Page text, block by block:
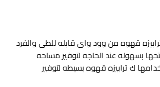
قهوه من وود واى قابله للطى والفرد
بسهوله عند الحاجه لتوفير مساحه
ثم طيها واستخدامها ك ترابيزه قهوه بسيطه لتوفير